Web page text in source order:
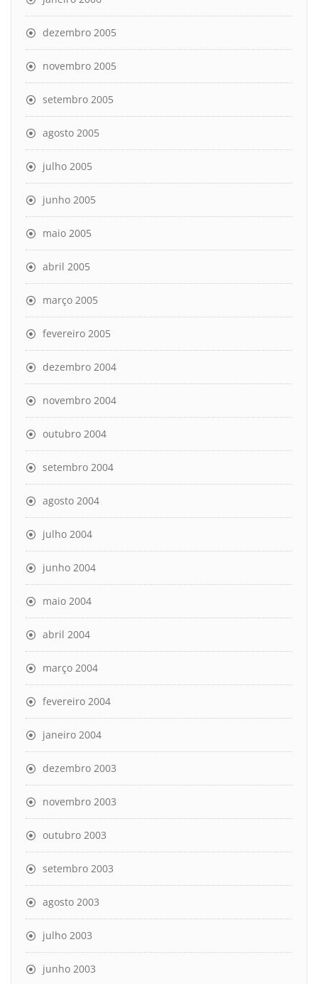
dezembro 2005
novembro 2005
setembro 2005
agosto 2005
julho 2005
junho 2005
maio 2005
abril 2005
março 2005
fevereiro 2005
dezembro 2004
novembro 2004
outubro 2004
setembro 2004
agosto 2004
julho 2004
junho 2004
maio 2004
abril 2004
março 2004
fevereiro 2004
janeiro 2004
dezembro 2003
novembro 2003
outubro 2003
setembro 2003
agosto 2003
julho 2003
junho 2003